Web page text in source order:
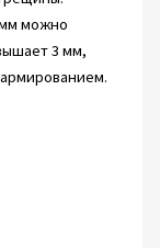
можно
3 мм,